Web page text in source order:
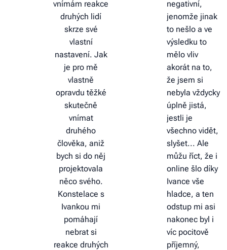
vnímám reakce
druhých lidí
skrze své
vlastní
nastavení. Jak
je pro mě
vlastně
opravdu těžké
skutečně
vnímat
druhého
člověka, aniž
bych si do něj
projektovala
něco svého.
Konstelace s
Ivankou mi
pomáhají
nebrat si
reakce druhých
negativní,
jenomže jinak
to nešlo a ve
výsledku to
mělo vliv
akorát na to,
že jsem si
nebyla vždycky
úplně jistá,
jestli je
všechno vidět,
slyšet... Ale
můžu říct, že i
online šlo díky
Ivance vše
hladce, a ten
odstup mi asi
nakonec byl i
víc pocitově
příjemný,